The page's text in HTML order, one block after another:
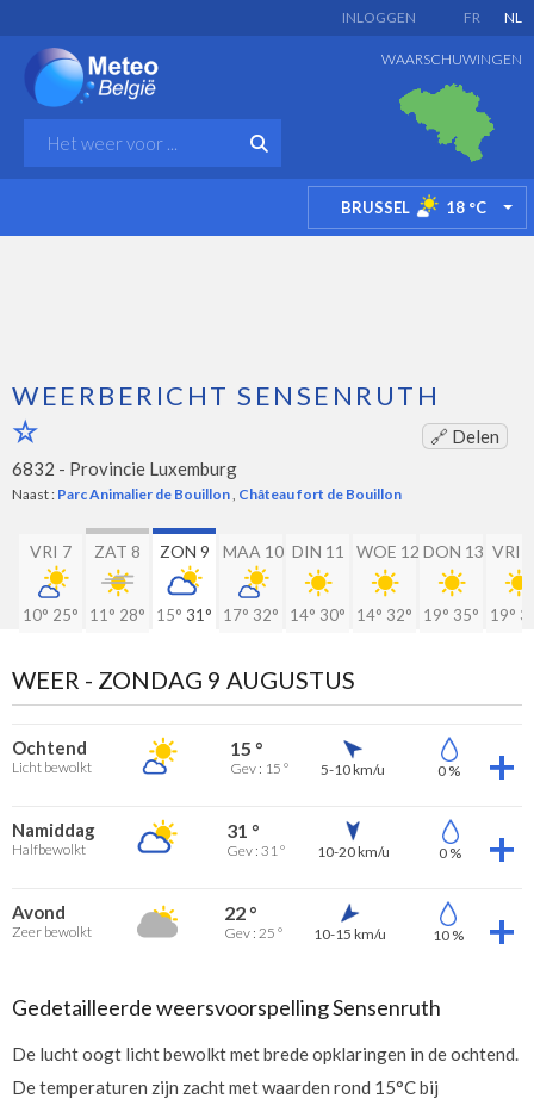
FR NL
INLOGGEN
WAARSCHUWINGEN
BRUSSEL 18 °C
WEERBERICHT SENSENRUTH
🔗 Delen
6832 - Provincie Luxemburg
Naast : Parc Animalier de Bouillon, Château fort de Bouillon
VRI 7
10° 25°
ZAT 8
11° 28°
ZON 9
15° 31°
MAA 10
17° 32°
DIN 11
14° 30°
WOE 12
14° 32°
DON 13
19° 35°
VRI
19°
WEER - ZONDAG 9 AUGUSTUS
Ochtend
Licht bewolkt
15 °
Gev : 15 ° 5-10 km/u 0 %
Namiddag
Halfbewolkt
31 °
Gev : 31 ° 10-20 km/u 0 %
Avond
Zeer bewolkt
22 °
Gev : 25 ° 10-15 km/u 10 %
Gedetailleerde weersvoorspelling Sensenruth
De lucht oogt licht bewolkt met brede opklaringen in de ochtend.
De temperaturen zijn zacht met waarden rond 15°C bij